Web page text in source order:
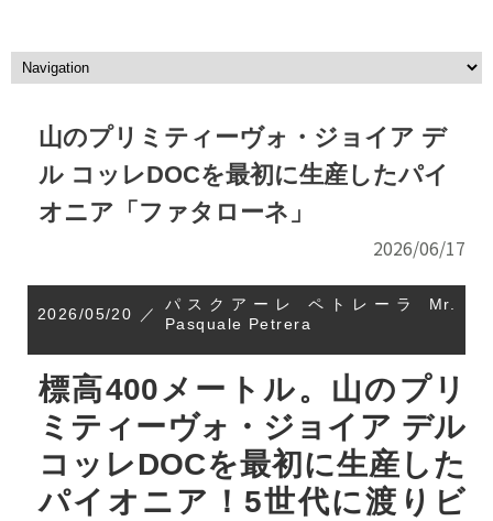
山のプリミティーヴォ・ジョイア デ
ル コッレDOCを最初に生産したパイ
オニア「ファタローネ」
2026/06/17
2026/05/20 ／
パスクアーレ ペトレーラ Mr.
Pasquale Petrera
標高400メートル。山のプリ
ミティーヴォ・ジョイア デル
コッレDOCを最初に生産した
パイオニア！5世代に渡りビ